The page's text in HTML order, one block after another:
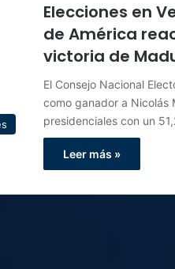
Elecciones en
de América
victoria de
El Consejo Nacional
como ganador a Nicolás
presidenciales con un
Leer más »